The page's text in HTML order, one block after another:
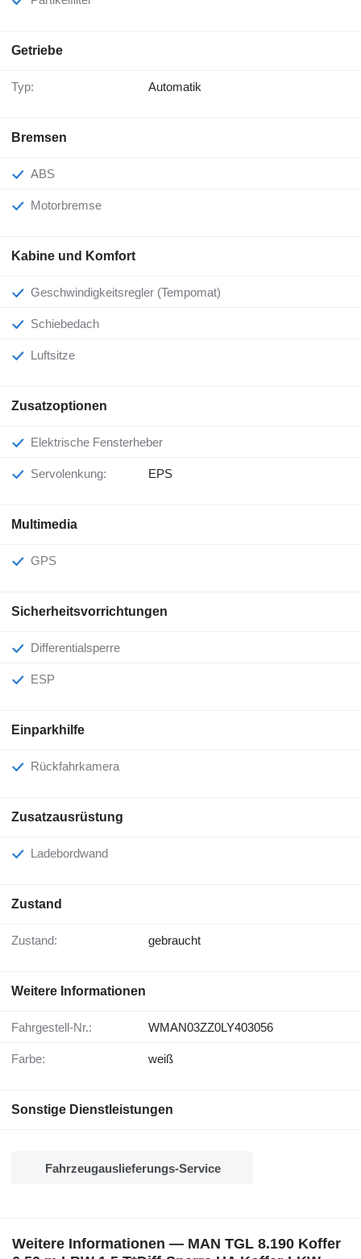
Getriebe
Typ: Automatik
Bremsen
ABS
Motorbremse
Kabine und Komfort
Geschwindigkeitsregler (Tempomat)
Schiebedach
Luftsitze
Zusatzoptionen
Elektrische Fensterheber
Servolenkung: EPS
Multimedia
GPS
Sicherheitsvorrichtungen
Differentialsperre
ESP
Einparkhilfe
Rückfahrkamera
Zusatzausrüstung
Ladebordwand
Zustand
Zustand: gebraucht
Weitere Informationen
Fahrgestell-Nr.: WMAN03ZZ0LY403056
Farbe: weiß
Sonstige Dienstleistungen
Fahrzeugauslieferungs-Service
Weitere Informationen — MAN TGL 8.190 Koffer